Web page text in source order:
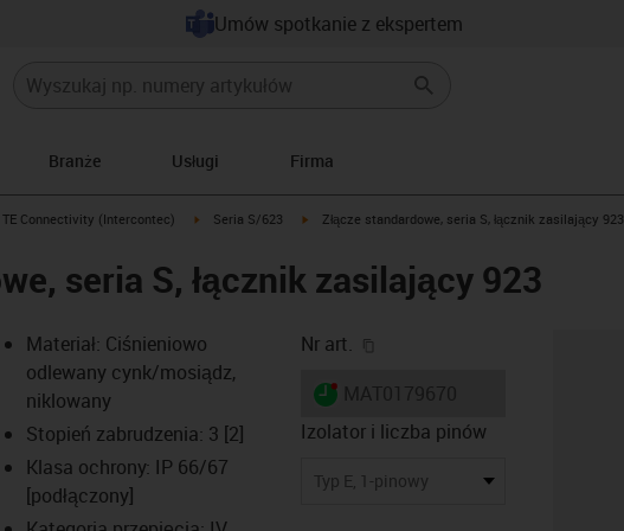
Umów spotkanie z ekspertem
Branże Usługi Firma
icon-arrow-right
TE Connectivity (Intercontec) igus-icon-arrow-right
Seria S/623 igus-icon-arrow-right
Złącze standardowe, seria S, łącznik zasilający 923
seria S, łącznik zasilający 923
icon-lupe
icon-lupe
icon-lupe
Materiał: Ciśnieniowo
odlewany cynk/mosiądz,
niklowany
Stopień zabrudzenia: 3 [2]
Klasa ochrony: IP 66/67
[podłączony]
Nr art.
igus-icon-lieferzeit-dot
Izolator i liczba pinów
Typ E, 1-pinowy